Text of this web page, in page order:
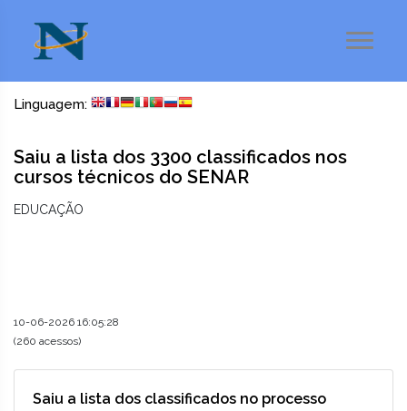
Linguagem:
Saiu a lista dos 3300 classificados nos
cursos técnicos do SENAR
EDUCAÇÃO
10-06-2026 16:05:28
(260 acessos)
Saiu a lista dos classificados no processo